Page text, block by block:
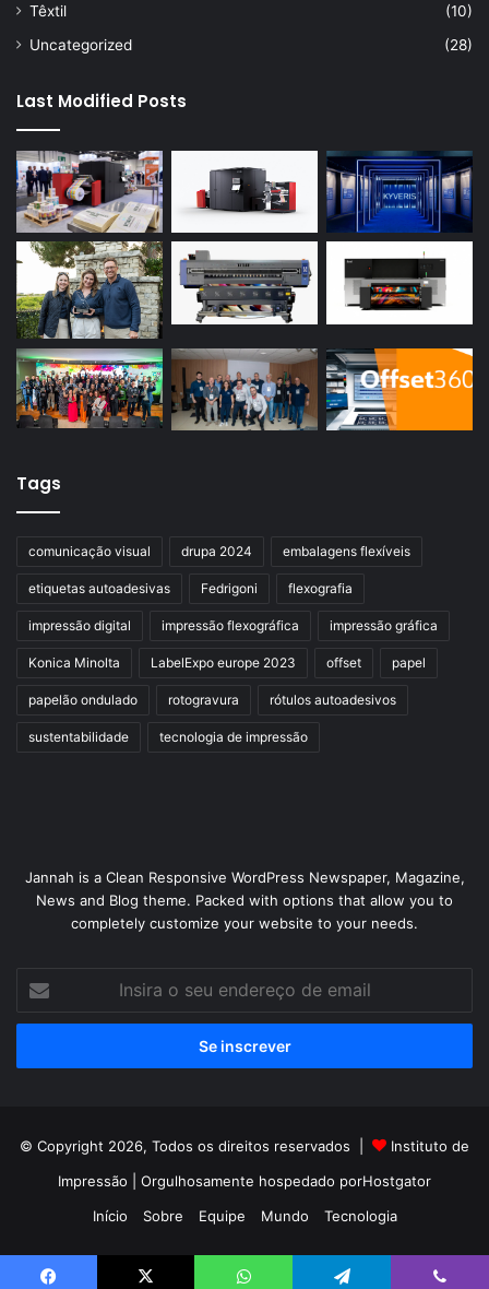
Têxtil
(10)
Uncategorized
(28)
Last Modified Posts
Tags
comunicação visual drupa 2024 embalagens flexíveis
etiquetas autoadesivas Fedrigoni flexografia
impressão digital impressão flexográfica impressão gráfica
Konica Minolta LabelExpo europe 2023 offset papel
papelão ondulado rotogravura rótulos autoadesivos
sustentabilidade tecnologia de impressão
Jannah is a Clean Responsive WordPress Newspaper, Magazine,
News and Blog theme. Packed with options that allow you to
completely customize your website to your needs.
seu
de
© Copyright 2026, Todos os direitos reservados |
Instituto de
Impressão | Orgulhosamente hospedado porHostgator
Início
Sobre Equipe Mundo Tecnologia